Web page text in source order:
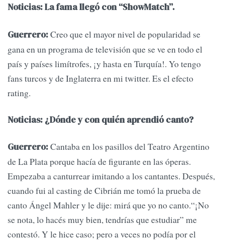
Noticias: La fama llegó con “ShowMatch”.
Guerrero:Creo que el mayor nivel de popularidad se
gana en un programa de televisión que se ve en todo el
país y países limítrofes, ¡y hasta en Turquía!. Yo tengo
fans turcos y de Inglaterra en mi twitter. Es el efecto
rating.
Noticias: ¿Dónde y con quién aprendió canto?
Guerrero:Cantaba en los pasillos del Teatro Argentino
de La Plata porque hacía de figurante en las óperas.
Empezaba a canturrear imitando a los cantantes. Después,
cuando fui al casting de Cibrián me tomó la prueba de
canto Ángel Mahler y le dije: mirá que yo no canto.“¡No
se nota, lo hacés muy bien, tendrías que estudiar” me
contestó. Y le hice caso; pero a veces no podía por el